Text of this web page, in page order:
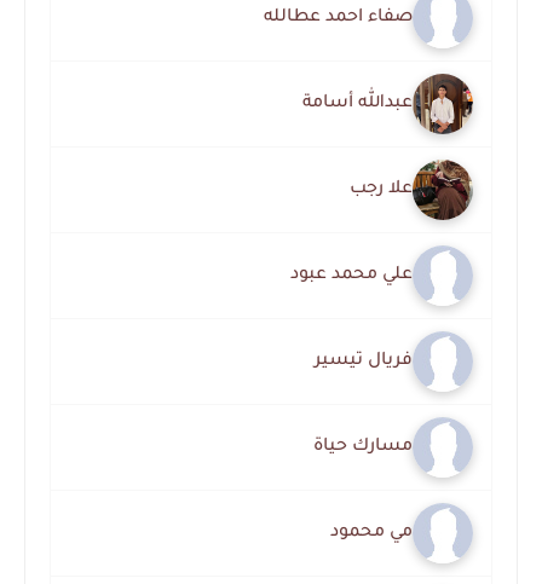
صفاء احمد عطالله
عبدالله أسامة
علا رجب
علي محمد عبود
فريال تيسير
مسارك حياة
مي محمود